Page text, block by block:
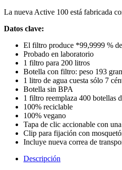
La nueva Active 100 está fabricada
Datos clave:
El filtro produce *99,9999 %
Probado en laboratorio
1 filtro para 200 litros
Botella con filtro: peso 193
1 litro de agua cuesta sólo 7
Botella sin BPA
1 filtro reemplaza 400 botellas
100% reciclable
100% vegano
Tapa de clic accionable con
Clip para fijación con
Incluye nueva correa de
Descripción